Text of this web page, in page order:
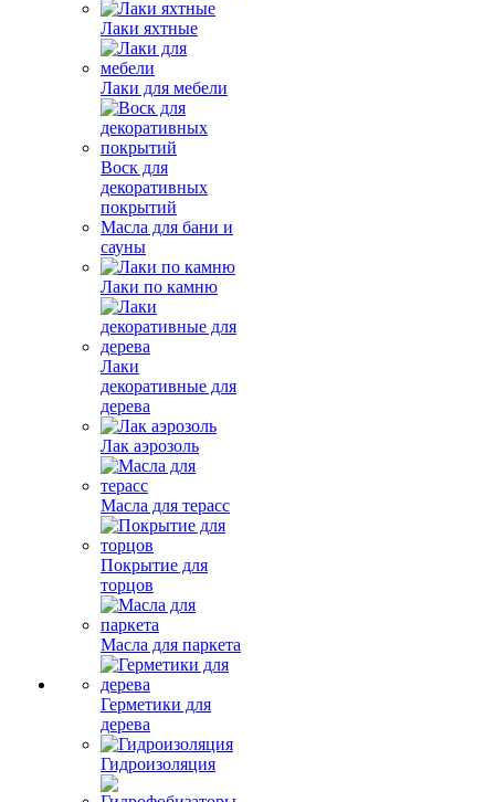
Лаки яхтные
Лаки для мебели
Воск для
декоративных
покрытий
Масла для бани и
сауны
Лаки по камню
Лаки
декоративные для
дерева
Лак аэрозоль
Масла для терасс
Покрытие для
торцов
Масла для паркета
Герметики для
дерева
Гидроизоляция